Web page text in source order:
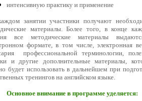
интенсивную практику и применение
занятии участники получают
материалы. Более того, в конце
все методические материалы
формате, в том числе, электронная
профессиональной терминологии,
и другие дополнительные материалы,
будет использовать в дальнейшем при
тренингов на английском языке.
Основное внимание в программе уделяется: